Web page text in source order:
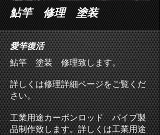
鮎竿 修理 塗装
愛竿復活
鮎竿 塗装 修理致します。
詳しくは修理詳細ページをご覧くだ
さい。
工業用途カーボンロッド パイプ製
品制作致します。詳しくは工業用途